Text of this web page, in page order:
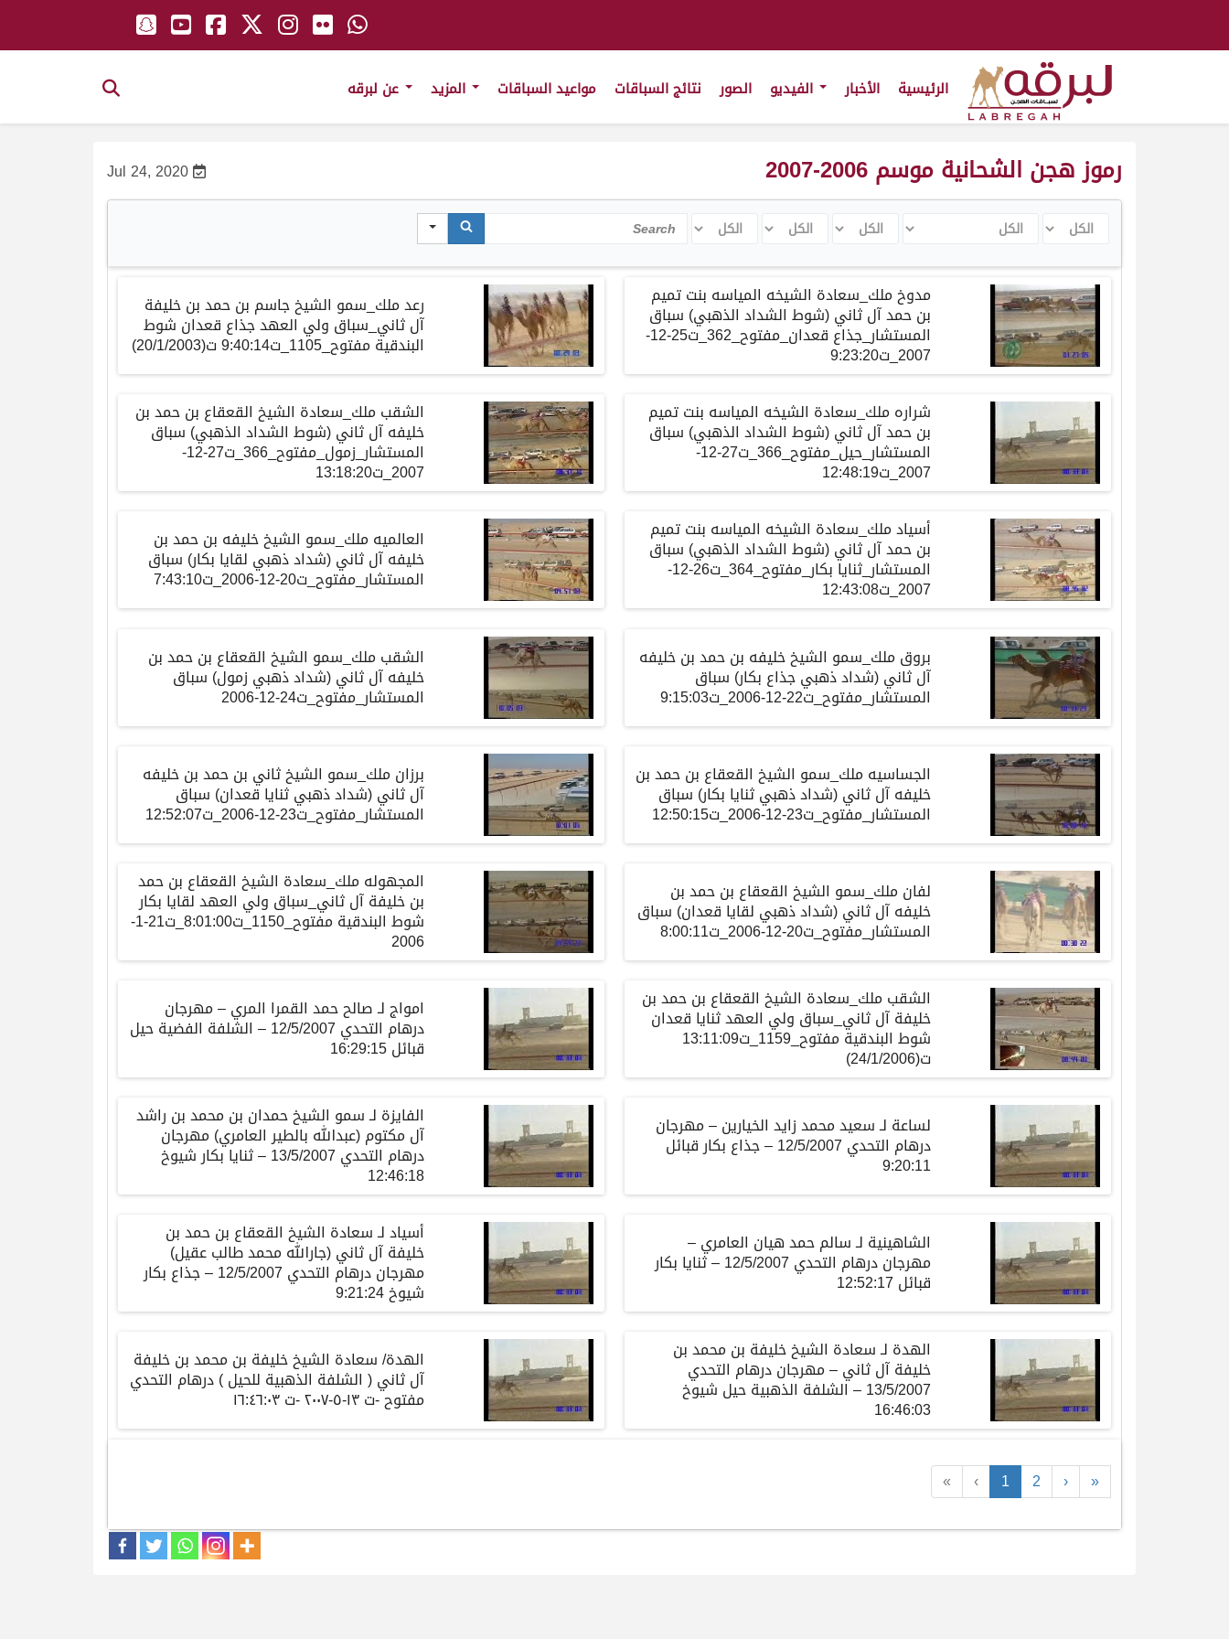
الرئيسية الأخبار الصور نتائج السباقات مواعيد السباقات
Jul 24, 2020 رموز هجن الشحانية موسم 2006-2007
الكل الكل الكل الكل الكل Search
« ‹ 1 2 › »
مدوخ ملك_سعادة الشيخه المياسه بنت تميم
بن حمد آل ثاني (شوط الشداد الذهبي) سباق
المستشار_جذاع قعدان_مفتوح_362_ت25-12-
2007_ت9:23:20
رعد ملك_سمو الشيخ جاسم بن حمد بن خليفة
آل ثاني_سباق ولي العهد جذاع قعدان شوط
البندقية مفتوح_1105_ت9:40:14 ت(20/1/2003)
شراره ملك_سعادة الشيخه المياسه بنت تميم
بن حمد آل ثاني (شوط الشداد الذهبي) سباق
المستشار_حيل_مفتوح_366_ت27-12-
2007_ت12:48:19
الشقب ملك_سعادة الشيخ القعقاع بن حمد بن
خليفه آل ثاني (شوط الشداد الذهبي) سباق
المستشار_زمول_مفتوح_366_ت27-12-
2007_ت13:18:20
أسياد ملك_سعادة الشيخه المياسه بنت تميم
بن حمد آل ثاني (شوط الشداد الذهبي) سباق
المستشار_ثنايا بكار_مفتوح_364_ت26-12-
2007_ت12:43:08
العالميه ملك_سمو الشيخ خليفه بن حمد بن
خليفه آل ثاني (شداد ذهبي لقايا بكار) سباق
المستشار_مفتوح_ت20-12-2006_ت7:43:10
بروق ملك_سمو الشيخ خليفه بن حمد بن خليفه
آل ثاني (شداد ذهبي جذاع بكار) سباق
المستشار_مفتوح_ت22-12-2006_ت9:15:03
الشقب ملك_سمو الشيخ القعقاع بن حمد بن
خليفه آل ثاني (شداد ذهبي زمول) سباق
المستشار_مفتوح_ت24-12-2006
الجساسيه ملك_سمو الشيخ القعقاع بن حمد بن
خليفه آل ثاني (شداد ذهبي ثنايا بكار) سباق
المستشار_مفتوح_ت23-12-2006_ت12:50:15
برزان ملك_سمو الشيخ ثاني بن حمد بن خليفه
آل ثاني (شداد ذهبي ثنايا قعدان) سباق
المستشار_مفتوح_ت23-12-2006_ت12:52:07
لفان ملك_سمو الشيخ القعقاع بن حمد بن
خليفه آل ثاني (شداد ذهبي لقايا قعدان) سباق
المستشار_مفتوح_ت20-12-2006_ت8:00:11
المجهوله ملك_سعادة الشيخ القعقاع بن حمد
بن خليفة آل ثاني_سباق ولي العهد لقايا بكار
شوط البندقية مفتوح_1150_ت8:01:00_ت21-1-
2006
الشقب ملك_سعادة الشيخ القعقاع بن حمد بن
خليفة آل ثاني_سباق ولي العهد ثنايا قعدان
شوط البندقية مفتوح_1159_ت13:11:09
ت(24/1/2006)
امواجلـصالححمد القمرا المري–مهرجان
درهام التحدي الشلفة الفضيةحيل
قبائل16:29:15
لساعة لـسعيدمحمدزايد الخيارين–مهرجان
درهام التحدي جذاع بكارقبائل
9:20:11
الفايزة لـسمو الشيخحمدان بنمحمدبن راشد
آلمكتوم(عبدالله بالطير العامري)مهرجان
درهام التحدي ثنايابكارشيوخ
12:46:18
الشاهينية لـسالمحمدهيان العامري–
مهرجاندرهام التحدي ثنايا بكار
قبائل
أسيادلـسعادة الشيخ القعقاع بنحمدبن
خليفةآلثاني(جاراللهمحمدطالبعقيل)
مهرجاندرهام التحدي جذاع بكار
شيوخ9:21:24
الهدة لـسعادة الشيخخليفة بنمحمدبن
خليفةآلثاني–مهرجاندرهام التحدي
13/5/2007 – الشلفة الذهبيةحيل شيوخ
16:46:03
الهدة/سعادة الشيخخليفة بنمحمدبنخليفة
آلثاني( الشلفة الذهبية للحيل)درهام التحدي
مفتوح-ت١٣-٥-٢٠٠٧-ت ١٦:٤٦:٠٣